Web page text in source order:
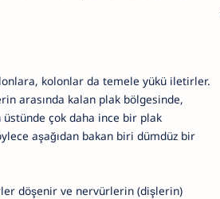
kolonlar da temele yükü iletirler.
arasında kalan plak bölgesinde,
çok daha ince bir plak
aşağıdan bakan biri dümdüz bir
döşenir ve nervürlerin (dişlerin)